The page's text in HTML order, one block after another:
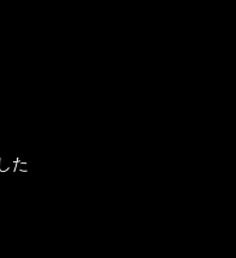
た